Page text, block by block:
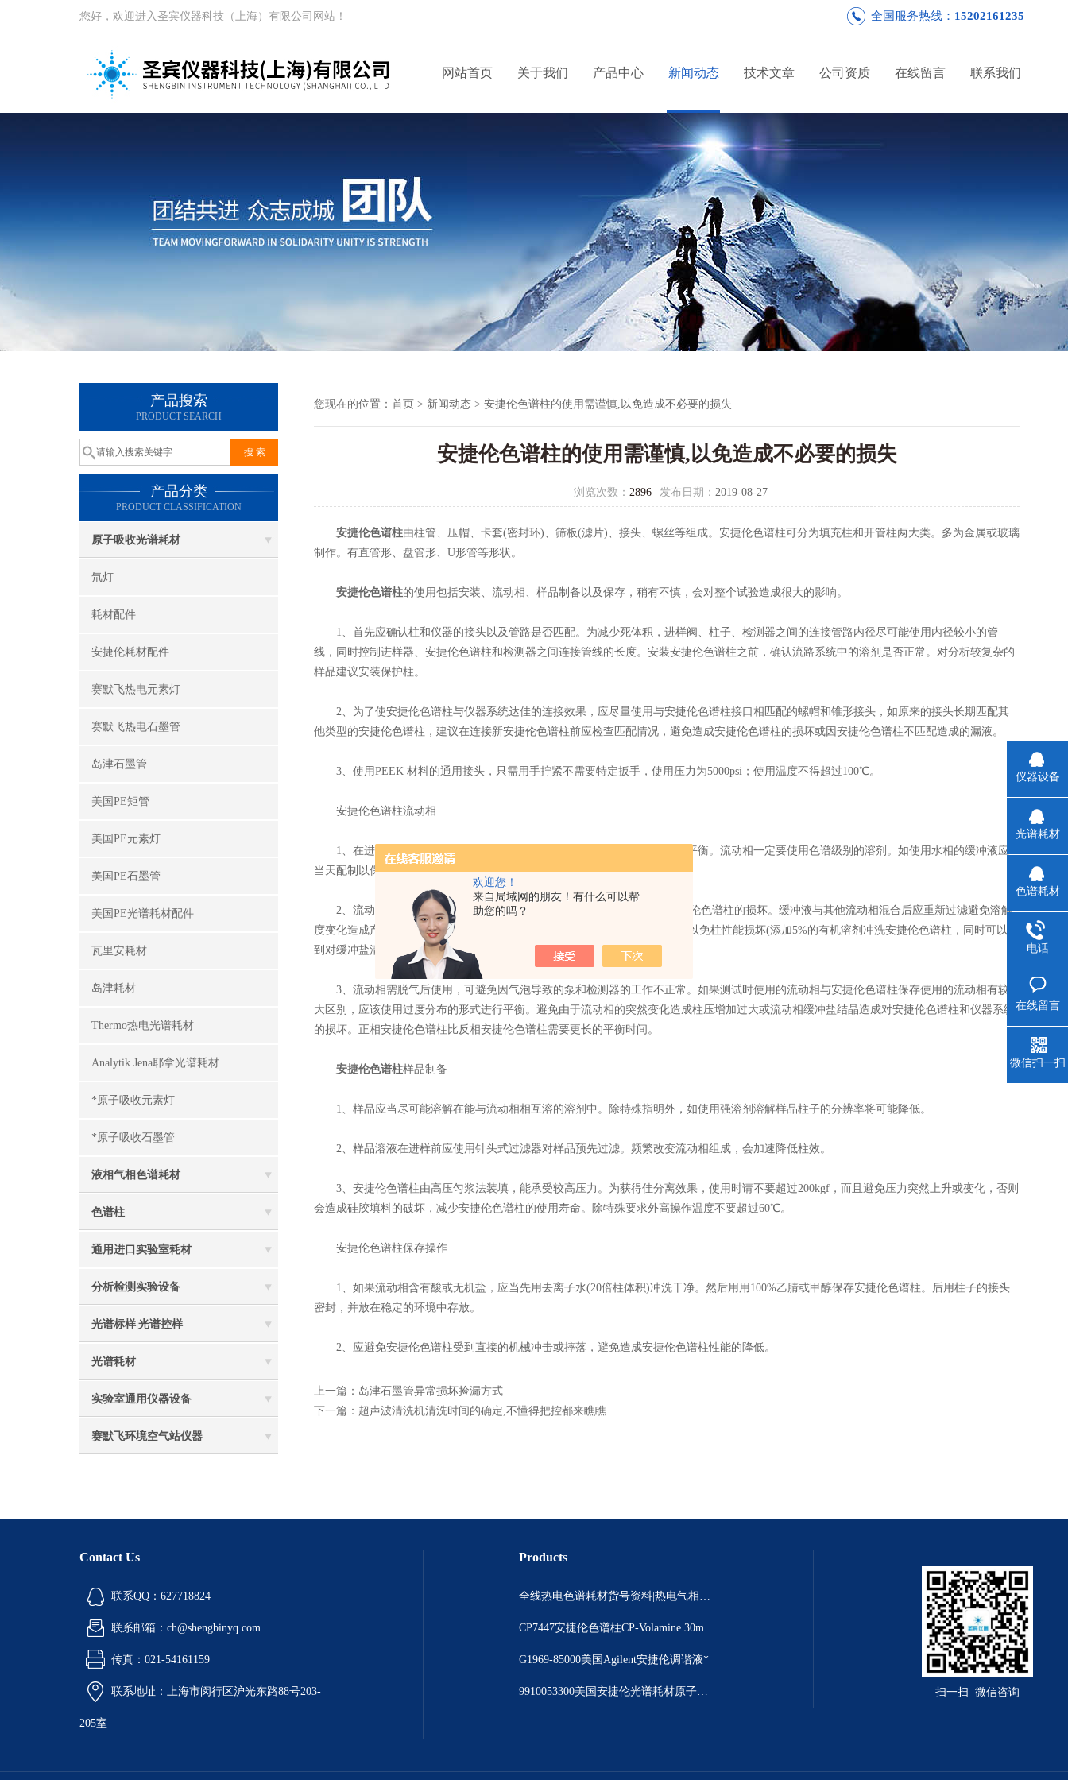
欢迎您！
来自局域网的朋友！有什么可以帮
助您的吗？
您好，欢迎进入圣宾仪器科技（上海）有限公司网站！ 全国服务热线： 15202161235
网站首页 关于我们 产品中心 新闻动态 技术文章 公司资质 在线留言 联系我们
产品搜索
PRODUCT SEARCH
产品分类
PRODUCT CLASSIFICATION
原子吸收光谱耗材
氘灯
耗材配件
安捷伦耗材配件
赛默飞热电元素灯
赛默飞热电石墨管
岛津石墨管
美国PE矩管
美国PE元素灯
美国PE石墨管
美国PE光谱耗材配件
瓦里安耗材
岛津耗材
Thermo热电光谱耗材
Analytik Jena耶拿光谱耗材
*原子吸收元素灯
*原子吸收石墨管
液相气相色谱耗材
色谱柱
通用进口实验室耗材
分析检测实验设备
光谱标样|光谱控样
光谱耗材
实验室通用仪器设备
赛默飞环境空气站仪器
您现在的位置： 首页 > 新闻动态 > 安捷伦色谱柱的使用需谨慎,以免造成不必要的损失
安捷伦色谱柱的使用需谨慎,以免造成不必要的损失
浏览次数： 2896 发布日期： 2019-08-27
安捷伦色谱柱由柱管、压帽、卡套(密封环)、筛板(滤片)、接头、螺丝等组成。安捷伦色谱柱可分为填充柱和开管柱两大类。多为金属或玻璃
制作。有直管形、盘管形、U形管等形状。
安捷伦色谱柱的使用包括安装、流动相、样品制备以及保存，稍有不慎，会对整个试验造成很大的影响。
1、首先应确认柱和仪器的接头以及管路是否匹配。为减少死体积，进样阀、柱子、检测器之间的连接管路内径尽可能使用内径较小的管
线，同时控制进样器、安捷伦色谱柱和检测器之间连接管线的长度。安装安捷伦色谱柱之前，确认流路系统中的溶剂是否正常。对分析较复杂的
样品建议安装保护柱。
2、为了使安捷伦色谱柱与仪器系统达佳的连接效果，应尽量使用与安捷伦色谱柱接口相匹配的螺帽和锥形接头，如原来的接头长期匹配其
他类型的安捷伦色谱柱，建议在连接新安捷伦色谱柱前应检查匹配情况，避免造成安捷伦色谱柱的损坏或因安捷伦色谱柱不匹配造成的漏液。
3、使用PEEK 材料的通用接头，只需用手拧紧不需要特定扳手，使用压力为5000psi；使用温度不得超过100℃。
安捷伦色谱柱流动相
1、在进行样品检测前，至少使用20倍柱体积流动相使安捷伦色谱柱充分平衡。流动相一定要使用色谱级别的溶剂。如使用水相的缓冲液应
当天配制以保持新鲜避免细菌产生。
2、流动相使用前需用微孔滤膜过滤,消除流动相中颗粒对色谱系统和安捷伦色谱柱的损坏。缓冲液与其他流动相混合后应重新过滤避免溶解
度变化造成产生新的沉淀。不应使用纯水作为流动相冲洗C18安捷伦色谱柱，以免柱性能损坏(添加5%的有机溶剂冲洗安捷伦色谱柱，同时可以达
到对缓冲盐清洗的作用。还可以使安捷伦色谱柱更容易平衡)。
3、流动相需脱气后使用，可避免因气泡导致的泵和检测器的工作不正常。如果测试时使用的流动相与安捷伦色谱柱保存使用的流动相有较
大区别，应该使用过度分布的形式进行平衡。避免由于流动相的突然变化造成柱压增加过大或流动相缓冲盐结晶造成对安捷伦色谱柱和仪器系统
的损坏。正相安捷伦色谱柱比反相安捷伦色谱柱需要更长的平衡时间。
安捷伦色谱柱样品制备
1、样品应当尽可能溶解在能与流动相相互溶的溶剂中。除特殊指明外，如使用强溶剂溶解样品柱子的分辨率将可能降低。
2、样品溶液在进样前应使用针头式过滤器对样品预先过滤。频繁改变流动相组成，会加速降低柱效。
3、安捷伦色谱柱由高压匀浆法装填，能承受较高压力。为获得佳分离效果，使用时请不要超过200kgf，而且避免压力突然上升或变化，否则
会造成硅胶填料的破坏，减少安捷伦色谱柱的使用寿命。除特殊要求外高操作温度不要超过60℃。
安捷伦色谱柱保存操作
1、如果流动相含有酸或无机盐，应当先用去离子水(20倍柱体积)冲洗干净。然后用用100%乙腈或甲醇保存安捷伦色谱柱。后用柱子的接头
密封，并放在稳定的环境中存放。
2、应避免安捷伦色谱柱受到直接的机械冲击或摔落，避免造成安捷伦色谱柱性能的降低。
上一篇： 岛津石墨管异常损坏捡漏方式
下一篇： 超声波清洗机清洗时间的确定,不懂得把控都来瞧瞧
Contact Us
联系QQ：627718824
联系邮箱：ch@shengbinyq.com
传真：021-54161159
联系地址：上海市闵行区沪光东路88号203-
205室
Products
全线热电色谱耗材货号资料|热电气相色谱耗材货号|热电气相色谱耗材货号总代理
CP7447安捷伦色谱柱CP-Volamine 30m x 0.32mm
G1969-85000美国Agilent安捷伦调谐液*
9910053300美国安捷伦光谱耗材原子吸收光谱仪撞击球现货 扫一扫 微信咨询
仪器设备
光谱耗材
色谱耗材
电话
在线留言
微信扫一扫